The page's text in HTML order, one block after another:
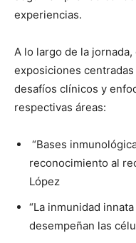
experiencias.
A lo largo de la
exposiciones
desafíos clínicos y
respectivas áreas:
“Bases
reconocimiento al
López
“La inmunidad
desempeñan las